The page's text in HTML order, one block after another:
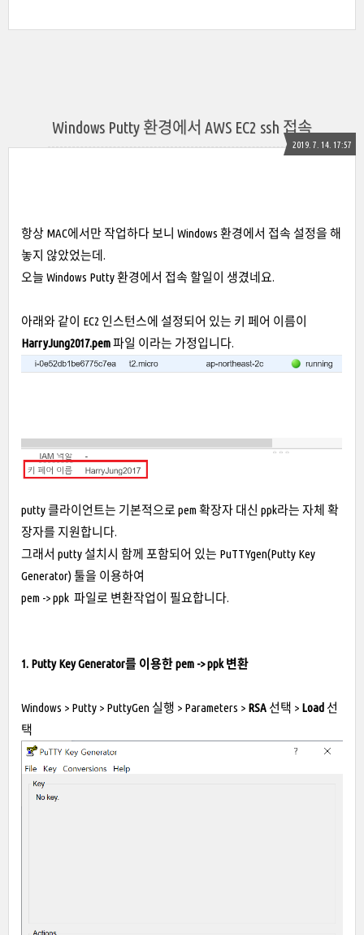
Windows Putty 환경에서 AWS EC2 ssh 접속
2019. 7. 14. 17:57
항상 MAC에서만 작업하다 보니 Windows 환경에서 접속 설정을 해
놓지 않았었는데.
오늘 Windows Putty 환경에서 접속 할일이 생겼네요.
아래와 같이 EC2 인스턴스에 설정되어 있는 키 페어 이름이
HarryJung2017.pem파일 이라는 가정입니다.
putty 클라이언트는 기본적으로 pem 확장자 대신 ppk라는 자체 확
장자를 지원합니다.
그래서 putty 설치시 함께 포함되어 있는 PuTTYgen(Putty Key
Generator) 툴을 이용하여
pem -> ppk 파일로 변환작업이 필요합니다.
1. Putty Key Generator를 이용한 pem -> ppk 변환
Windows > Putty > PuttyGen 실행 > Parameters > RSA 선택 > Load 선
택